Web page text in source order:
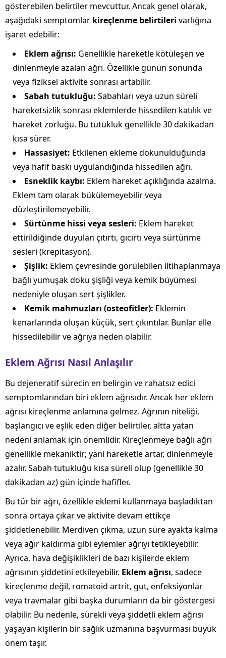
gösterebilen belirtiler mevcuttur. Ancak genel olarak,
aşağıdaki semptomlar kireçlenme belirtileri varlığına
işaret edebilir:
Eklem ağrısı: Genellikle hareketle kötüleşen ve
dinlenmeyle azalan ağrı. Özellikle günün sonunda
veya fiziksel aktivite sonrası artabilir.
Sabah tutukluğu: Sabahları veya uzun süreli
hareketsizlik sonrası eklemlerde hissedilen katılık ve
hareket zorluğu. Bu tutukluk genellikle 30 dakikadan
kısa sürer.
Hassasiyet: Etkilenen ekleme dokunulduğunda
veya hafif baskı uygulandığında hissedilen ağrı.
Esneklik kaybı: Eklem hareket açıklığında azalma.
Eklem tam olarak bükülemeyebilir veya
düzleştirilemeyebilir.
Sürtünme hissi veya sesleri: Eklem hareket
ettirildiğinde duyulan çıtırtı, gıcırtı veya sürtünme
sesleri (krepitasyon).
Şişlik: Eklem çevresinde görülebilen iltihaplanmaya
bağlı yumuşak doku şişliği veya kemik büyümesi
nedeniyle oluşan sert şişlikler.
Kemik mahmuzları (osteofitler): Eklemin
kenarlarında oluşan küçük, sert çıkıntılar. Bunlar elle
hissedilebilir ve ağrıya neden olabilir.
Eklem Ağrısı Nasıl Anlaşılır
Bu dejeneratif sürecin en belirgin ve rahatsız edici
semptomlarından biri eklem ağrısıdır. Ancak her eklem
ağrısı kireçlenme anlamına gelmez. Ağrının niteliği,
başlangıcı ve eşlik eden diğer belirtiler, altta yatan
nedeni anlamak için önemlidir. Kireçlenmeye bağlı ağrı
genellikle mekaniktir; yani hareketle artar, dinlenmeyle
azalır. Sabah tutukluğu kısa süreli olup (genellikle 30
dakikadan az) gün içinde hafifler.
Bu tür bir ağrı, özellikle eklemi kullanmaya başladıktan
sonra ortaya çıkar ve aktivite devam ettikçe
şiddetlenebilir. Merdiven çıkma, uzun süre ayakta kalma
veya ağır kaldırma gibi eylemler ağrıyı tetikleyebilir.
Ayrıca, hava değişiklikleri de bazı kişilerde eklem
ağrısının şiddetini etkileyebilir. Eklem ağrısı, sadece
kireçlenme değil, romatoid artrit, gut, enfeksiyonlar
veya travmalar gibi başka durumların da bir göstergesi
olabilir. Bu nedenle, sürekli veya şiddetli eklem ağrısı
yaşayan kişilerin bir sağlık uzmanına başvurması büyük
önem taşır.